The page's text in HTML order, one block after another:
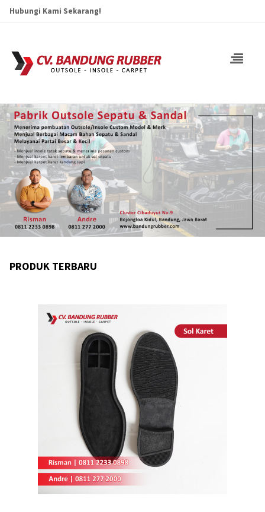
Hubungi Kami Sekarang!
PRODUK TERBARU